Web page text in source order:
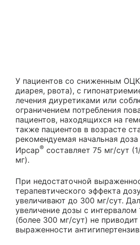
У пациентов со сниженным ОЦК
диарея, рвота), с
лечения диуретиками или
ограничением потребления
пациентов, находящихся на
также пациентов в возрасте
рекомендуемая начальная доза
Ирсар® составляет 75 мг/сут
мг).
При недостаточной
терапевтического эффекта
увеличивают до 300 мг/сут.
увеличение дозы с интервалом
(более 300 мг/сут) не
выраженности